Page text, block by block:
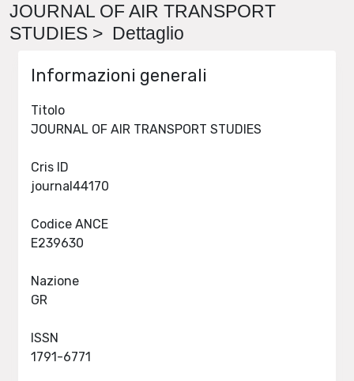
JOURNAL OF AIR TRANSPORT
STUDIES > Dettaglio
Informazioni generali
Titolo
Cris ID
Codice ANCE
Nazione
ISSN